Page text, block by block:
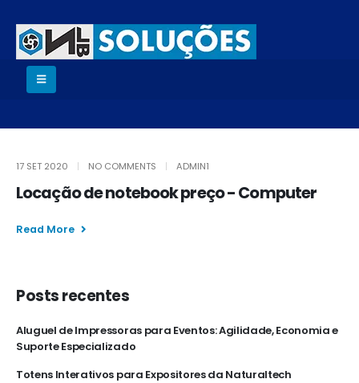
17 SET 2020 NO COMMENTS ADMIN1
Locação de notebook preço - Computer
Read More
Posts recentes
Aluguel de Impressoras para Eventos: Agilidade, Economia e
Suporte Especializado
Totens Interativos para Expositores da Naturaltech